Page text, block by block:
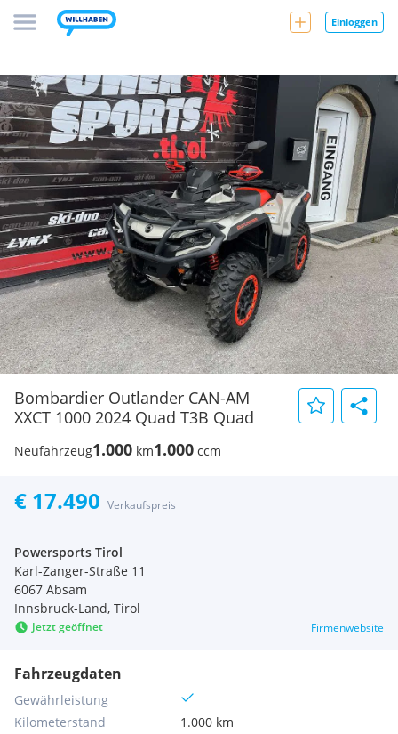
Einloggen
Bombardier Outlander CAN-AM
XXCT 1000 2024 Quad T3B Quad
Neufahrzeug1.000 km1.000 ccm
€ 17.490 Verkaufspreis
Powersports Tirol
Karl-Zanger-Straße 11
6067 Absam
Innsbruck-Land, Tirol
Jetzt geöffnet Firmenwebsite
Fahrzeugdaten
Gewährleistung
Kilometerstand
1.000 km